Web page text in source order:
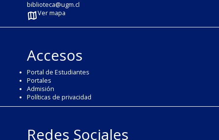
biblioteca@ugm.cl
Ver mapa
Accesos
Portal de Estudiantes
Portales
Admisión
Políticas de privacidad
Redes Sociales